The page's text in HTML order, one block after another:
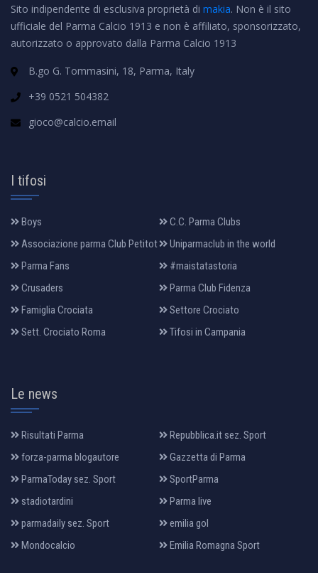
Sito indipendente di esclusiva proprietà di makia. Non è il sito
ufficiale del Parma Calcio 1913 e non è affiliato, sponsorizzato,
autorizzato o approvato dalla Parma Calcio 1913
B.go G. Tommasini, 18, Parma, Italy
+39 0521 504382
gioco@calcio.email
I tifosi
Boys
C.C. Parma Clubs
Associazione parma Club Petitot
Uniparmaclub in the world
Parma Fans
#maistatastoria
Crusaders
Parma Club Fidenza
Famiglia Crociata
Settore Crociato
Sett. Crociato Roma
Tifosi in Campania
Le news
Risultati Parma
Repubblica.it sez. Sport
forza-parma blogautore
Gazzetta di Parma
ParmaToday sez. Sport
SportParma
stadiotardini
Parma live
parmadaily sez. Sport
emilia gol
Mondocalcio
Emilia Romagna Sport